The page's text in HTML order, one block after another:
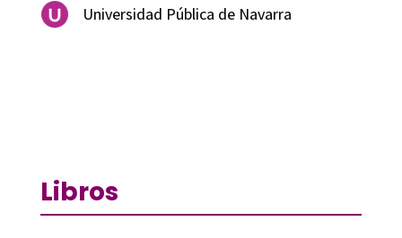
Universidad Pública de Navarra
Libros